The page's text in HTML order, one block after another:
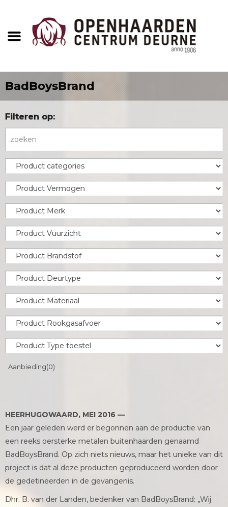
BadBoysBrand
Filteren op:
Aanbieding(0)
HEERHUGOWAARD, MEI 2016 —
Een jaar geleden werd er begonnen aan de productie van
een reeks oersterke metalen buitenhaarden genaamd
BadBoysBrand. Op zich niets nieuws, maar het unieke van dit
project is dat al deze producten geproduceerd worden door
de gedetineerden in de gevangenis.
Dhr. B. van der Landen, bedenker van BadBoysBrand: „Wij